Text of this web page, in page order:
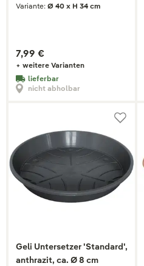
Variante: Ø 40 x H 34 cm
7,99 €
+ weitere Varianten
lieferbar
nicht abholbar
Geli Untersetzer 'Standard',
anthrazit, ca. Ø 8 cm